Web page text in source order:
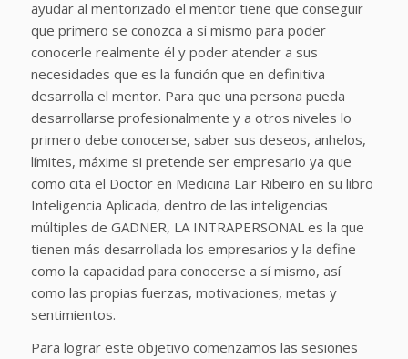
ayudar al mentorizado el mentor tiene que conseguir
que primero se conozca a sí mismo para poder
conocerle realmente él y poder atender a sus
necesidades que es la función que en definitiva
desarrolla el mentor. Para que una persona pueda
desarrollarse profesionalmente y a otros niveles lo
primero debe conocerse, saber sus deseos, anhelos,
límites, máxime si pretende ser empresario ya que
como cita el Doctor en Medicina Lair Ribeiro en su libro
Inteligencia Aplicada, dentro de las inteligencias
múltiples de GADNER, LA INTRAPERSONAL es la que
tienen más desarrollada los empresarios y la define
como la capacidad para conocerse a sí mismo, así
como las propias fuerzas, motivaciones, metas y
sentimientos.
Para lograr este objetivo comenzamos las sesiones